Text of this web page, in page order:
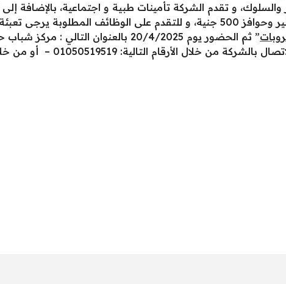
و تقدم الشركة تأمينات طبية و اجتماعية، بالإضافة إلى
” ثم الحضور يوم 20/4/2025 بالعنوان
التالية: 01050519519 – أو من خلال واتس آب : 01029894689